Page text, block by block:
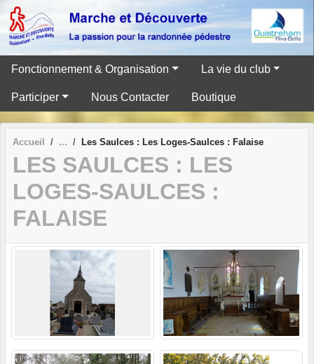
Fonctionnement & Organisation La vie du club
Participer Nous Contacter Boutique
Accueil Les Saulces : Les Loges-Saulces : Falaise
LES SAULCES : LES
LOGES-SAULCES :
FALAISE
Panneau de gestion des cookies